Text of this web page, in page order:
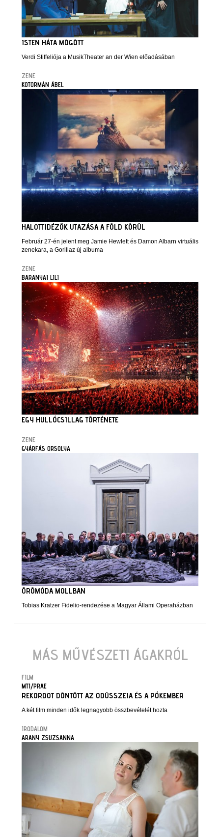
ISTEN HÁTA MÖGÖTT
Verdi Stiffeliója a MusikTheater an der Wien előadásában
ZENE
KOTORMÁN ÁBEL
HALOTTIDÉZŐK UTAZÁSA A FÖLD KÖRÜL
Február 27-én jelent meg Jamie Hewlett és Damon Albarn virtuális
zenekara, a Gorillaz új albuma
ZENE
BARANYAI LILI
EGY HULLÓCSILLAG TÖRTÉNETE
ZENE
GYÁRFÁS ORSOLYA
ÖRÖMÓDA MOLLBAN
Tobias Kratzer Fidelio-rendezése a Magyar Állami Operaházban
MÁS MŰVÉSZETI ÁGAKRÓL
FILM
MTI/PRAE
REKORDOT DÖNTÖTT AZ ODÜSSZEIA ÉS A PÓKEMBER
A két film minden idők legnagyobb összbevételét hozta
IRODALOM
ARANY ZSUZSANNA